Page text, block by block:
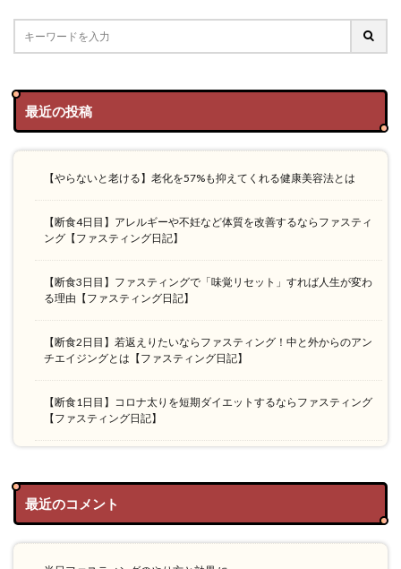
最近の投稿
【やらないと老ける】老化を57%も抑えてくれる健康美容法とは
【断食4日目】アレルギーや不妊など体質を改善するならファスティ
ング【ファスティング日記】
【断食3日目】ファスティングで「味覚リセット」すれば人生が変わ
る理由【ファスティング日記】
【断食2日目】若返えりたいならファスティング！中と外からのアン
チエイジングとは【ファスティング日記】
【断食1日目】コロナ太りを短期ダイエットするならファスティング
【ファスティング日記】
最近のコメント